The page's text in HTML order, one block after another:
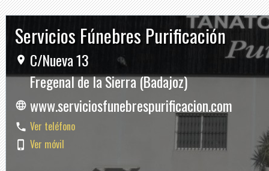
Servicios Fúnebres Purificación
C/Nueva 13
Fregenal de la Sierra (Badajoz)
www.serviciosfunebrespurificacion.com
Ver teléfono
Ver móvil